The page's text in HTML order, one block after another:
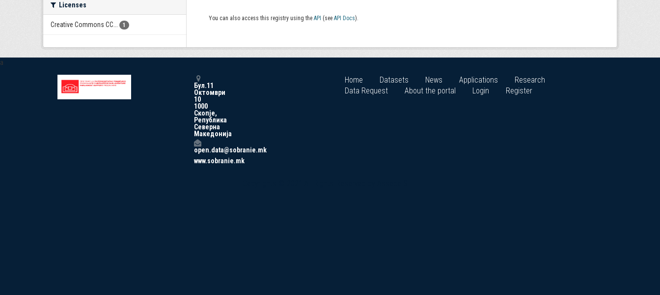
Licenses
Creative Commons CC... 1
You can also access this registry using the API (see API Docs).
a
Бул.11
Октомври
10
1000
Скопје,
Република
Северна
Македонија
open.data@sobranie.mk
www.sobranie.mk
Home Datasets News Applications
Research
Data Request
About the portal Login Register